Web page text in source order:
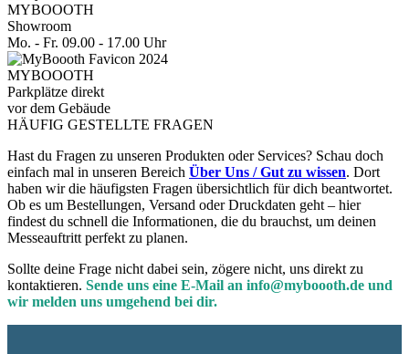
MYBOOOTH
Showroom
Mo. - Fr. 09.00 - 17.00 Uhr
MYBOOOTH
Parkplätze direkt
vor dem Gebäude
HÄUFIG GESTELLTE FRAGEN
Hast du Fragen zu unseren Produkten oder Services? Schau doch
einfach mal in unseren Bereich Über Uns / Gut zu wissen. Dort
haben wir die häufigsten Fragen übersichtlich für dich beantwortet.
Ob es um Bestellungen, Versand oder Druckdaten geht – hier
findest du schnell die Informationen, die du brauchst, um deinen
Messeauftritt perfekt zu planen.
Sollte deine Frage nicht dabei sein, zögere nicht, uns direkt zu
kontaktieren. Sende uns eine E-Mail an info@myboooth.de und
wir melden uns umgehend bei dir.